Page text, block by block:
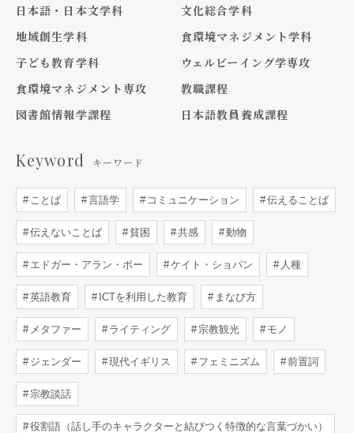
日本語・日本文学科
文化総合学科
地域創生学科
食環境マネジメント学科
子ども教育学科
ウェルビーイング学専攻
食環境マネジメント専攻
教職課程
図書館情報学課程
日本語教員養成課程
Keyword キーワード
ことば 言語学 コミュニケーション 伝えることば
伝えないことば 貧困 共感 動物
エドガー・アラン・ポー ケイト・ショパン 人種
英語教育 ICTを利用した教育 まなび方
メタファー ライティング 宗教観光 モノ
ジェンダー 現代イギリス フェミニズム 前置詞
宗教談話
役割語（話し手のキャラクターと結びつく特徴的な言葉づかい）